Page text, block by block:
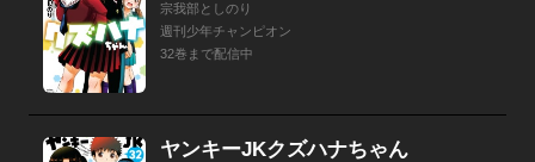
宗我部としのり
週刊少年チャンピオン
32巻まで配信中
ヤンキーJKクズハナちゃん